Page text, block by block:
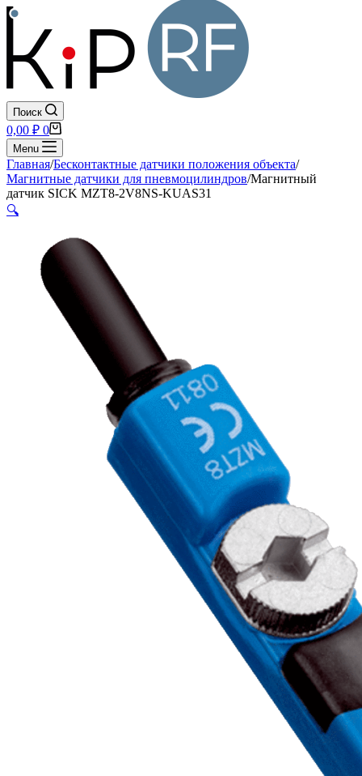
Поиск
Корзина
0,00 ₽ 0
Menu
Главная/Бесконтактные датчики положения объекта/
Магнитные датчики для пневмоцилиндров/Магнитный
датчик SICK MZT8-2V8NS-KUAS31
🔍